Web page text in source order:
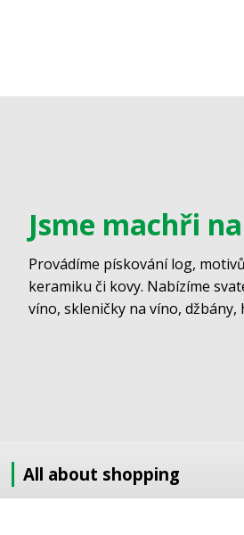
Jsme machři
Provádíme pískování log,
keramiku či kovy. Nabízíme
víno, skleničky na víno, džbány,
All about shopping